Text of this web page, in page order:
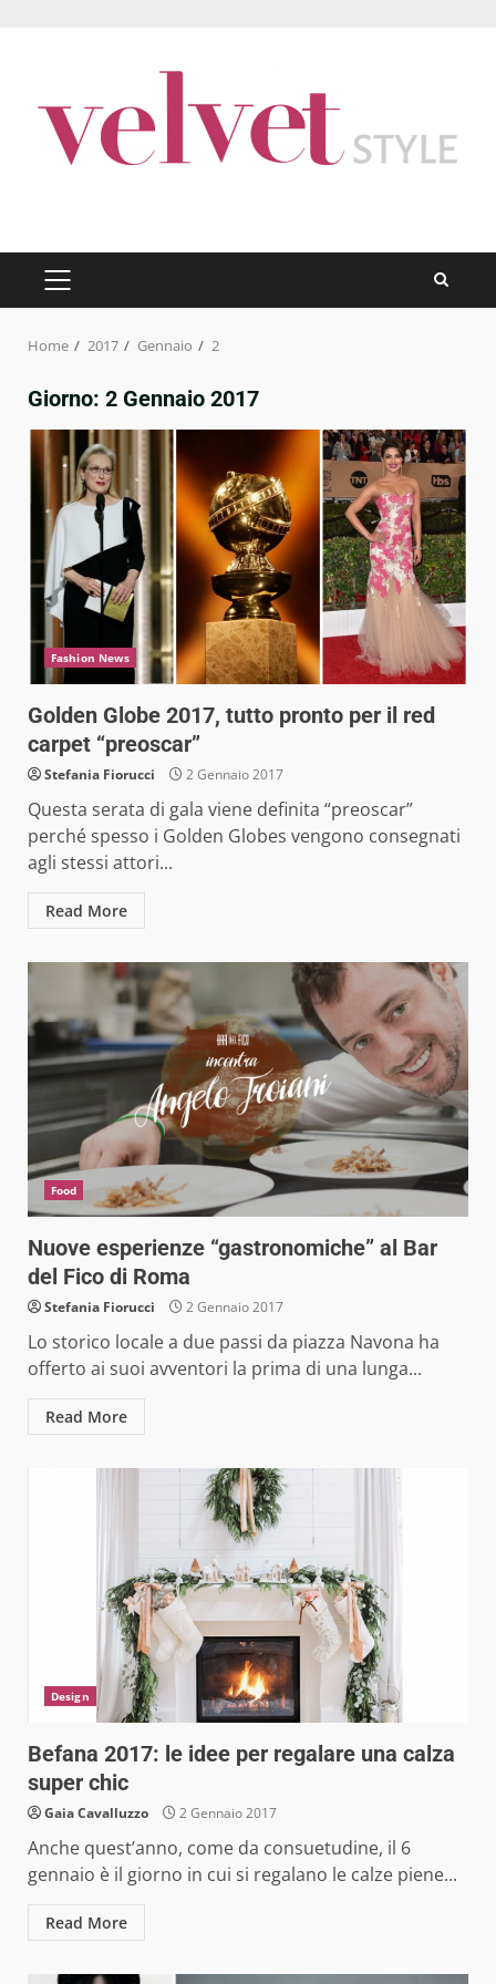
PRIMARY
MENU
Home 2017 Gennaio 2
Giorno: 2 Gennaio 2017
Fashion News
Golden Globe 2017, tutto pronto per il red
carpet “preoscar”
Stefania Fiorucci 2 Gennaio 2017
Questa serata di gala viene definita “preoscar”
perché spesso i Golden Globes vengono consegnati
agli stessi attori...
Read More
Food
Nuove esperienze “gastronomiche” al Bar
del Fico di Roma
Stefania Fiorucci 2 Gennaio 2017
Lo storico locale a due passi da piazza Navona ha
offerto ai suoi avventori la prima di una lunga...
Read More
Design
Befana 2017: le idee per regalare una calza
super chic
Gaia Cavalluzzo 2 Gennaio 2017
Anche quest’anno, come da consuetudine, il 6
gennaio è il giorno in cui si regalano le calze piene...
Read More